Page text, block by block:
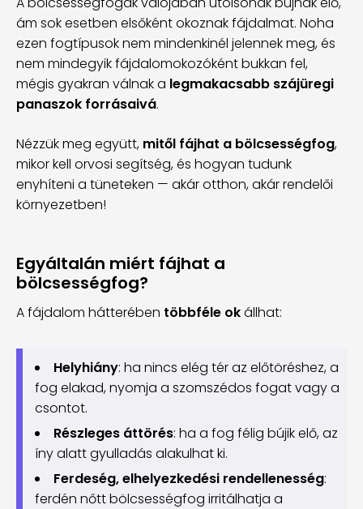
ám sok esetben elsőként okoznak fájdalmat. Noha
ezen fogtípusok nem mindenkinél jelennek meg, és
nem mindegyik fájdalomokozóként bukkan fel,
mégis gyakran válnak a legmakacsabb szájüregi
panaszok forrásaivá.
Nézzük meg együtt, mitől fájhat a bölcsességfog,
mikor kell orvosi segítség, és hogyan tudunk
enyhíteni a tüneteken — akár otthon, akár rendelői
környezetben!
Egyáltalán miért fájhat a
bölcsességfog?
A fájdalom hátterében többféle okállhat:
Helyhiány: ha nincs elég tér az előtöréshez, a
fog elakad, nyomja a szomszédos fogat vagy a
csontot.
Részleges áttörés: ha a fog félig bújik elő, az
íny alatt gyulladás alakulhat ki.
Ferdeség, elhelyezkedési rendellenesség:
ferdén nőtt bölcsességfog irritálhatja a